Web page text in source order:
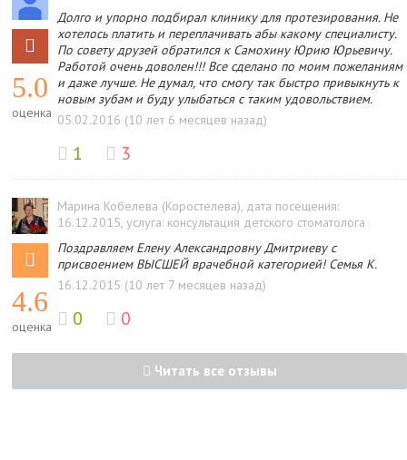
5.0
оценка
Долго и упорно подбирал клинику для протезирования. Не
хотелось платить и переплачивать абы какому специалисту.
По совету друзей обратился к Самохину Юрию Юрьевичу.
Работой очень доволен!!! Все сделано по моим пожеланиям
и даже лучше. Не думал, что смогу так быстро привыкнуть к
новым зубам и буду улыбаться с таким удовольствием.
05.02.2016 (10 лет 6 месяцев назад)
1 3
4.6
оценка
Марина Кобелева (Коростелева), дата посещения:
16.12.2015, услуга: консультация детского стоматолога
Поздравляем Елену Александровну Дмитриеву с
присвоением ВЫСШЕЙ врачебной категорией! Семья К.
16.12.2015 (10 лет 7 месяцев назад)
0 0
Читать все отзывы